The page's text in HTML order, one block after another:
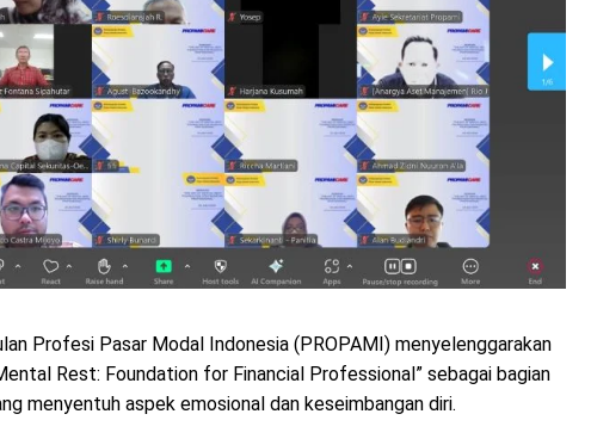
Profesi Pasar Modal Indonesia (PROPAMI) menyelenggarakan
Rest: Foundation for Financial Professional” sebagai bagian
menyentuh aspek emosional dan keseimbangan diri.